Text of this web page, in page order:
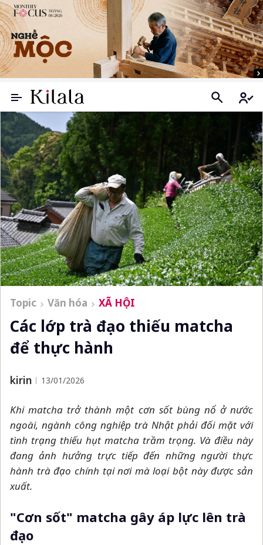
Topic Văn hóa XÃ HỘI
Các lớp trà đạo thiếu matcha
để thực hành
kirin 13/01/2026
Khi matcha trở thành một cơn sốt bùng nổ ở nước
ngoài, ngành công nghiệp trà Nhật phải đối mặt với
tình trạng thiếu hụt matcha trầm trọng. Và điều này
đang ảnh hưởng trực tiếp đến những người thực
hành trà đạo chính tại nơi mà loại bột này được sản
xuất.
"Cơn sốt" matcha gây áp lực lên trà
đạo